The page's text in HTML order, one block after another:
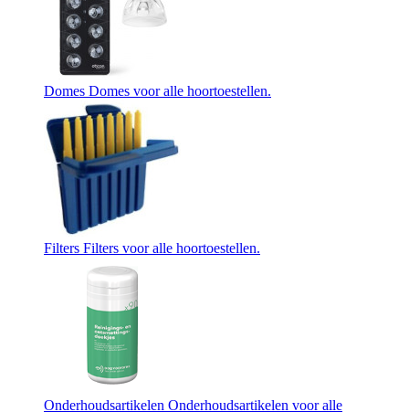
Domes Domes voor alle hoortoestellen.
Filters Filters voor alle hoortoestellen.
Onderhoudsartikelen Onderhoudsartikelen voor alle